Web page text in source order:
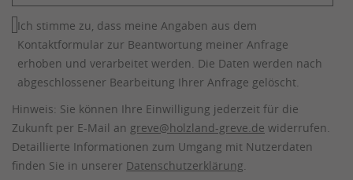
Ich stimme zu, dass meine Angaben aus dem
Kontaktformular zur Beantwortung meiner Anfrage
erhoben und verarbeitet werden. Die Daten werden nach
abgeschlossener Bearbeitung Ihrer Anfrage gelöscht.
Hinweis: Sie können Ihre Einwilligung jederzeit für die
Zukunft per E-Mail an greve@holzland-greve.de widerrufen.
Detaillierte Informationen zum Umgang mit Nutzerdaten
finden Sie in unserer Datenschutzerklärung.